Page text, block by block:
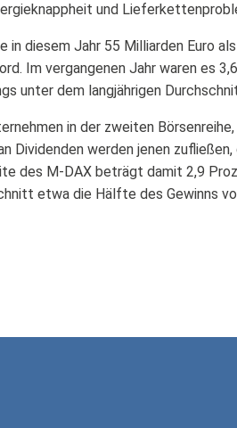
und
in diesem Jahr 55 Milliarden Euro
Im vergangenen Jahr waren es
unter dem langjährigen
in der zweiten
Dividenden werden jenen
des M-DAX beträgt damit 2,9
etwa die Hälfte des Gewinns